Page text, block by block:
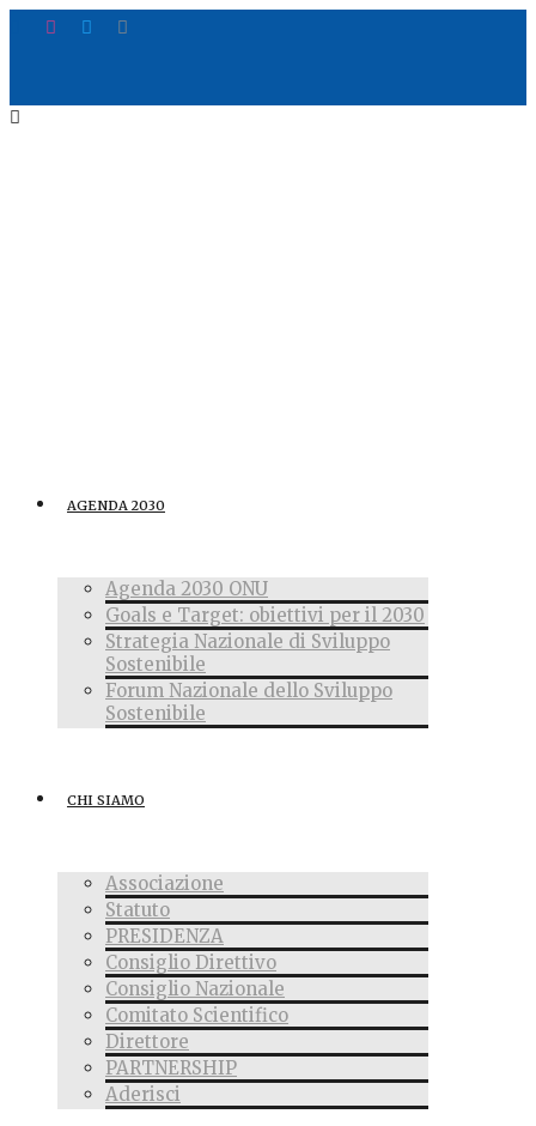
AGENDA 2030
Agenda 2030 ONU
Goals e Target: obiettivi per il 2030
Strategia Nazionale di Sviluppo
Sostenibile
Forum Nazionale dello Sviluppo
Sostenibile
CHI SIAMO
Associazione
Statuto
PRESIDENZA
Consiglio Direttivo
Consiglio Nazionale
Comitato Scientifico
Direttore
PARTNERSHIP
Aderisci